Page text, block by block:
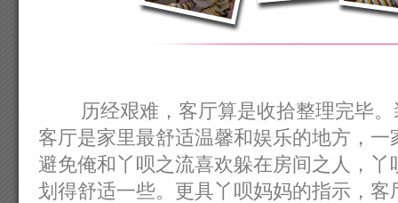
历经艰难，客厅算是收拾整理完毕。
客厅是家里最舒适温馨和娱乐的地方，
避免俺和丫呗之流喜欢躲在房间之人，
划得舒适一些。更具丫呗妈妈的指示，